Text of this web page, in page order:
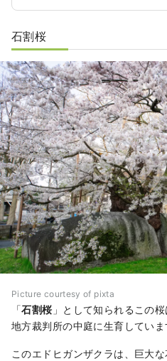
朝時代にさかのぼる
刀は「国の重要文化
れは日本の武士文化
り、歴史や文化に興
理由の一つです。
石割桜
Picture courtesy of pixta
「石割桜 」として知られるこの
地方裁判所の中庭に生育していま
このエドヒガンザクラは、巨大